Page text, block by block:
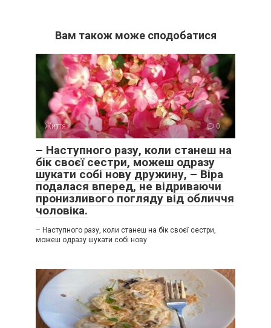
Вам також може сподобатися
Життя 0
– Наступного разу, коли станеш на
бік своєї сестри, можеш одразу
шукати собі нову дружину, – Віра
подалася вперед, не відриваючи
пронизливого погляду від обличчя
чоловіка.
– Наступного разу, коли станеш на бік своєї сестри,
можеш одразу шукати собі нову